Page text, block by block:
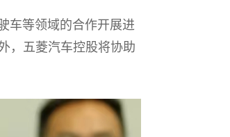
车等领域的合作开展进
，五菱汽车控股将协助